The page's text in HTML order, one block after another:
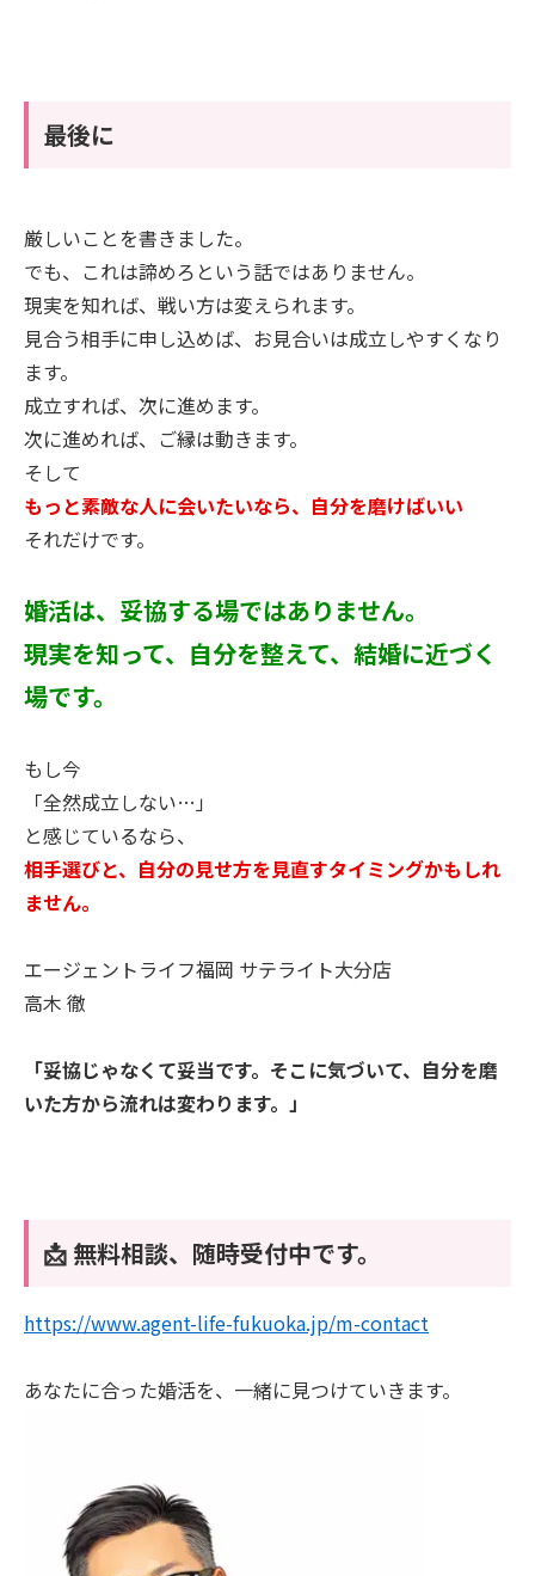
最後に
厳しいことを書きました。
でも、これは諦めろという話ではありません。
現実を知れば、戦い方は変えられます。
見合う相手に申し込めば、お見合いは成立しやすくなり
ます。
成立すれば、次に進めます。
次に進めれば、ご縁は動きます。
そして
もっと素敵な人に会いたいなら、自分を磨けばいい
それだけです。
婚活は、妥協する場ではありません。
現実を知って、自分を整えて、結婚に近づく
場です。
もし今
「全然成立しない…」
と感じているなら、
相手選びと、自分の見せ方を見直すタイミングかもしれ
ません。
エージェントライフ福岡 サテライト大分店
高木 徹
「妥協じゃなくて妥当です。そこに気づいて、自分を磨
いた方から流れは変わります。」
📩 無料相談、随時受付中です。
https://www.agent-life-fukuoka.jp/m-contact
あなたに合った婚活を、一緒に見つけていきます。